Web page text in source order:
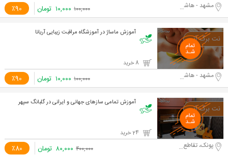
٪90 مشهد - هاشمیه ۱۰۰,۰۰۰ ۱۰,۰۰۰ تومان
آموزش ماساژ در آموزشگاه مراقبت زیبایی آریانا
٪90 مشهد - هاشمیه ۱۰۰,۰۰۰ ۱۰,۰۰۰ تومان
آموزش تمامی سازهای جهانی و ایرانی در گلبانگ سپهر
٪80 پونک، تقاطع مخبری و سردار جنگل ۴۰۰,۰۰۰ ۸۰,۰۰۰ تومان